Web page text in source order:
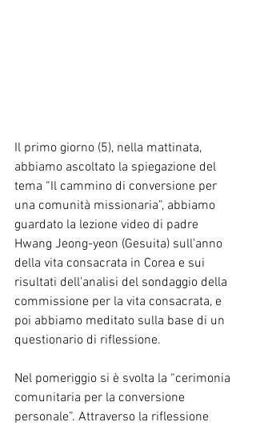
Il primo giorno (5), nella mattinata,
abbiamo ascoltato la spiegazione del
tema “Il cammino di conversione per
una comunità missionaria”, abbiamo
guardato la lezione video di padre
Hwang Jeong-yeon (Gesuita) sull'anno
della vita consacrata in Corea e sui
risultati dell'analisi del sondaggio della
commissione per la vita consacrata, e
poi abbiamo meditato sulla base di un
questionario di riflessione.
Nel pomeriggio si è svolta la “cerimonia
comunitaria per la conversione
personale”. Attraverso la riflessione